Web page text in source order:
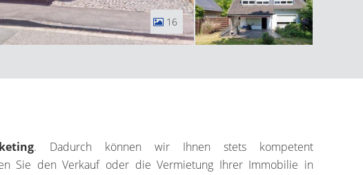
16
. Dadurch können wir Ihnen stets kompetent
Sie den Verkauf oder die Vermietung Ihrer Immobilie in